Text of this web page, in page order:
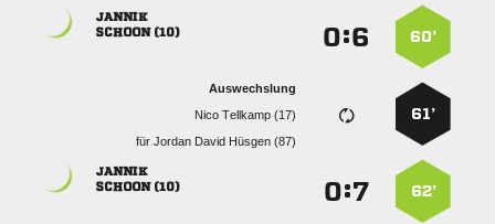
60’
:

 
61’
Auswechslung
  
für   
62’
:

 